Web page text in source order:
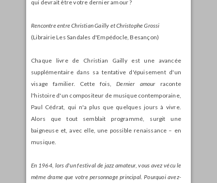
qui devrait être votre dernier amour ?
Rencontre entre Christian Gailly et Christophe Grossi
(Librairie Les Sandales d'Empédocle, Besançon)
Chaque livre de Christian Gailly est une avancée
supplémentaire dans sa tentative d'épuisement d'un
visage familier. Cette fois,Dernier amourraconte
l'histoire d'un compositeur de musique contemporaine,
Paul Cédrat, qui n'a plus que quelques jours à vivre.
Alors que tout semblait programmé, surgit une
baigneuse et, avec elle, une possible renaissance – en
musique.
En 1964, lors d'un festival de jazz amateur, vous avez vécu le
même drame que votre personnage principal. Pourquoi avez-